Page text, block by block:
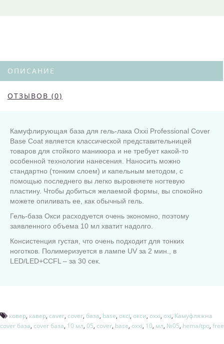
ОПИСАНИЕ
ОТЗЫВОВ (0)
Камуфлирующая база для гель-лака Oxxi Professional Cover
Base Coat является классической представительницей
товаров для стойкого маникюра и не требует какой-то
особенной технологии нанесения. Наносить можно
стандартно (тонким слоем) и капельным методом, с
помощью последнего вы легко выровняете ногтевую
пластину. Чтобы добиться желаемой формы, вы спокойно
можете опиливать ее, как обычный гель.
Гель-база Окси расходуется очень экономно, поэтому
заявленного объема 10 мл хватит надолго.
Консистенция густая, что очень подходит для тонких
ноготков. Полимеризуется в лампе UV за 2 мин., в
LED/LED+CCFL – за 30 сек.
ковер, кавер, caver, cover, база, base, оксі, окси, oxxi, oxi, Камуфляжна
cover база, cover база, 10 мл, 05, cover, base, oxxi, 10, мл, №05, hema/tpo, free